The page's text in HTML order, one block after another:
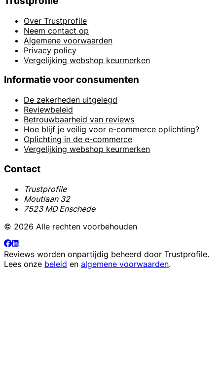
Over Trustprofile
Neem contact op
Algemene voorwaarden
Privacy policy
Vergelijking webshop keurmerken
Informatie voor consumenten
De zekerheden uitgelegd
Reviewbeleid
Betrouwbaarheid van reviews
Hoe blijf je veilig voor e-commerce oplichting?
Oplichting in de e-commerce
Vergelijking webshop keurmerken
Contact
Trustprofile
Moutlaan 32
7523 MD Enschede
© 2026 Alle rechten voorbehouden
Reviews worden onpartijdig beheerd door Trustprofile.
Lees onze beleid en algemene voorwaarden.